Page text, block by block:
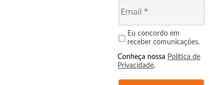
Eu concordo em
receber comunicações.
Conheça nossa Política de
Privacidade.